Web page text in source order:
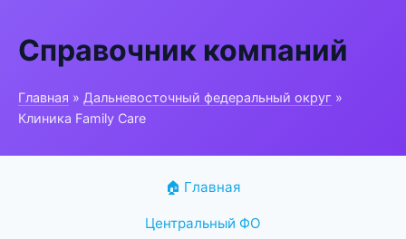
Справочник компаний
Главная » Дальневосточный федеральный округ »
Клиника Family Care
🏠 Главная
Центральный ФО